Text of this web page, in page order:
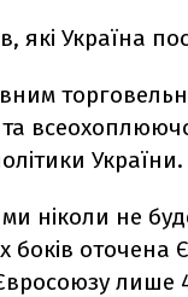
які Україна
України.
ніколи не
боків
лише